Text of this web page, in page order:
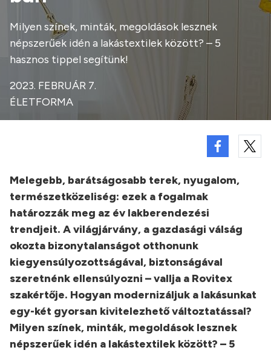
Milyen színek, minták, megoldások lesznek
népszerűek idén a lakástextilek között? – 5
hasznos tippel segítünk!
2023. FEBRUÁR 7.
ÉLETFORMA
Melegebb, barátságosabb terek, nyugalom,
természetközeliség: ezek a fogalmak
határozzák meg az év lakberendezési
trendjeit. A világjárvány, a gazdasági válság
okozta bizonytalanságot otthonunk
kiegyensúlyozottságával, biztonságával
szeretnénk ellensúlyozni – vallja a Rovitex
szakértője. Hogyan modernizáljuk a lakásunkat
egy-két gyorsan kivitelezhető változtatással?
Milyen színek, minták, megoldások lesznek
népszerűek idén a lakástextilek között? – 5